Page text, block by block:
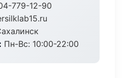
779-12-90
Пн-Вс: 10:00-22:00